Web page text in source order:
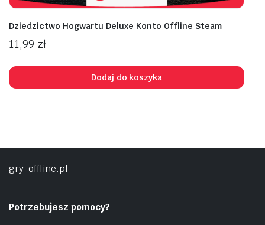
Dziedzictwo Hogwartu Deluxe Konto Offline Steam
11,99 zł
Dodaj do koszyka
gry-offline.pl
Potrzebujesz pomocy?